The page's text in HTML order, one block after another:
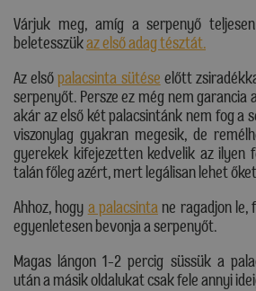
Várjuk meg, amíg a serpenyő
beletesszükaz első adag tésztát.
Az elsőpalacsinta sütése előtt
serpenyőt. Persze ez még nem garancia
akár az első két palacsintánk nem fog a
viszonylag gyakran megesik, de
gyerekek kifejezetten kedvelik az ilyen
talán főleg azért, mert legálisan lehet
Ahhoz, hogy a palacsintane ragadjon le,
egyenletesen bevonja a serpenyőt.
Magas lángon 1-2 percig süssük a
után a másik oldalukat csak fele annyi